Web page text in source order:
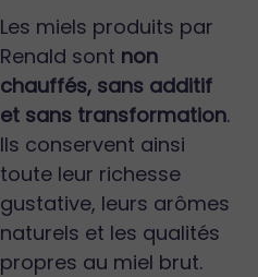
Les miels produits par
Renald sont non
chauffés, sans additif
et sans transformation.
Ils conservent ainsi
toute leur richesse
gustative, leurs arômes
naturels et les qualités
propres au miel brut.